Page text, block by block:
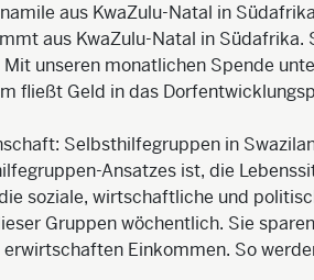
aus KwaZulu-Natal in Südafrika
aus KwaZulu-Natal in
unseren monatlichen Spende
fließt Geld in das
Selbsthilfegruppen in
Ansatzes ist, die
soziale, wirtschaftliche und
Gruppen wöchentlich. Sie
Einkommen. So